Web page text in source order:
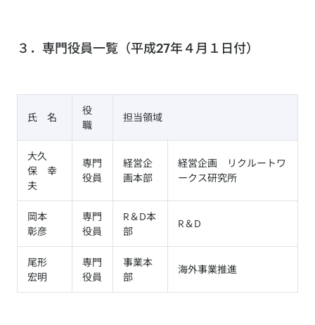
３．専門役員一覧（平成27年４月１日付）
氏 名
役
職
担当領域
大久
保 幸
夫
専門
役員
経営企
画本部
経営企画 リクルートワ
ークス研究所
岡本
彰彦
専門
役員
R＆D本
部
R＆D
尾形
宏明
専門
役員
事業本
部
海外事業推進